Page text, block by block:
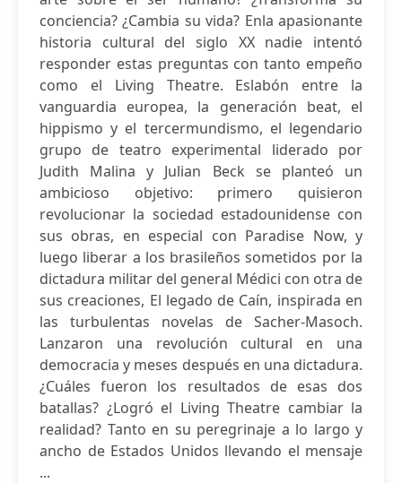
conciencia? ¿Cambia su vida? Enla apasionante
historia cultural del siglo XX nadie intentó
responder estas preguntas con tanto empeño
como el Living Theatre. Eslabón entre la
vanguardia europea, la generación beat, el
hippismo y el tercermundismo, el legendario
grupo de teatro experimental liderado por
Judith Malina y Julian Beck se planteó un
ambicioso objetivo: primero quisieron
revolucionar la sociedad estadounidense con
sus obras, en especial con Paradise Now, y
luego liberar a los brasileños sometidos por la
dictadura militar del general Médici con otra de
sus creaciones, El legado de Caín, inspirada en
las turbulentas novelas de Sacher-Masoch.
Lanzaron una revolución cultural en una
democracia y meses después en una dictadura.
¿Cuáles fueron los resultados de esas dos
batallas? ¿Logró el Living Theatre cambiar la
realidad? Tanto en su peregrinaje a lo largo y
ancho de Estados Unidos llevando el mensaje
...